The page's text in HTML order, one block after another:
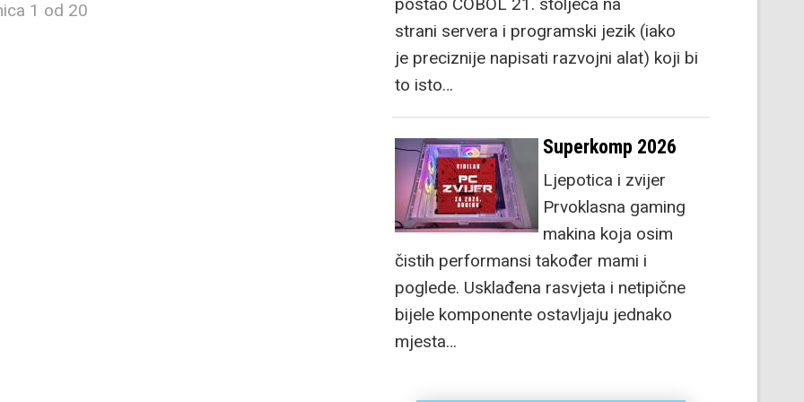
1 od 20
strani servera i programski jezik (iako
je preciznije napisati razvojni alat) koji bi
to isto…
Superkomp 2026
Ljepotica i zvijer
Prvoklasna gaming
makina koja osim
čistih performansi također mami i
poglede. Usklađena rasvjeta i netipične
bijele komponente ostavljaju jednako
mjesta…